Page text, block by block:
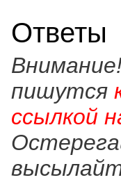
Ответы
пишутся
ссылкой